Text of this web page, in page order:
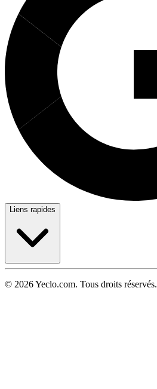
Liens rapides
© 2026 Yeclo.com. Tous droits réservés.